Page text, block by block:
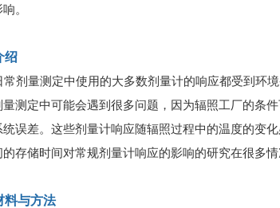
。
绍
剂量测定中使用的大多数剂量计的响应都受到环
量测定中可能会遇到很多问题，因为辐照工厂的条
统误差。这些剂量计响应随辐照过程中的温度的变
的存储时间对常规剂量计响应的影响的研究在很多情
料与方法